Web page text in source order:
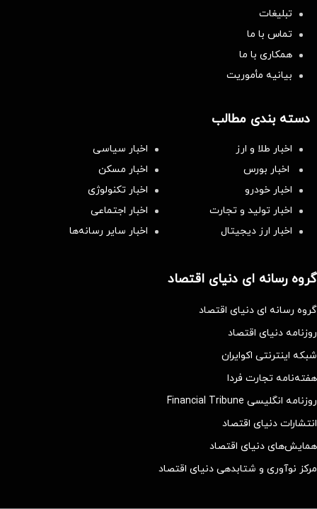
تبلیغات
تماس با ما
همکاری با ما
بیانیه مأموریت
دسته بندی مطالب
اخبار طلا و ارز
اخبار سیاسی
اخبار بورس
اخبار مسکن
اخبار خودرو
اخبار تکنولوژی
اخبار تولید و تجارت
اخبار اجتماعی
اخبار ارز دیجیتال
اخبار سایر رسانه‌‌ها
گروه رسانه ای دنیای اقتصاد
گروه رسانه ای دنیای اقتصاد
روزنامه دنیای اقتصاد
شبکه اینترنتی اکوایران
هفته‌نامه تجارت فردا
روزنامه انگلیسی Financial Tribune
انتشارات دنیای اقتصاد
همایش‌های دنیای اقتصاد
مرکز نوآوری و شتابدهی دنیای اقتصاد